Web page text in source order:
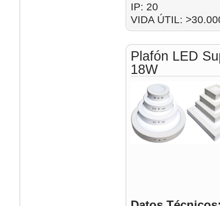
IP: 20
VIDA ÚTIL:
Plafón LED
18W